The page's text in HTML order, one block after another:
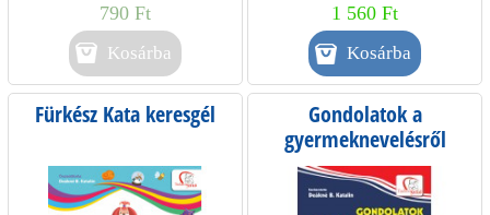
790 Ft
Kosárba
1 560 Ft
Fürkész Kata keresgél
Gondolatok a
gyermeknevelésről